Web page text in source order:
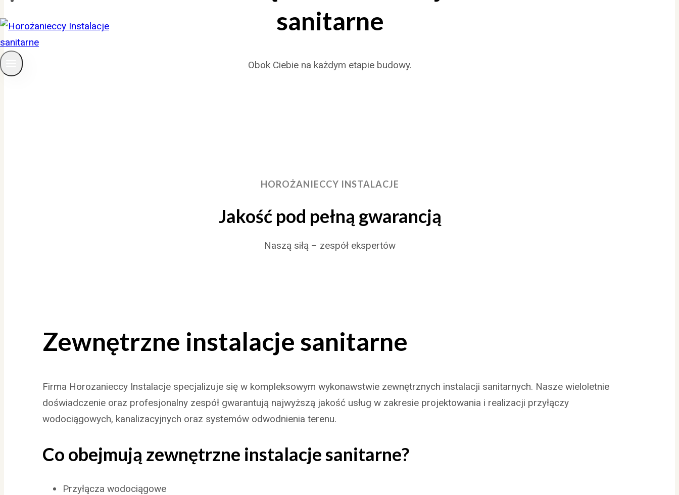
sanitarne
Obok Ciebie na każdym etapie budowy.
HOROŻANIECCY INSTALACJE
Jakość pod pełną gwarancją
Naszą siłą – zespół ekspertów
Zewnętrzne instalacje sanitarne
Firma Horozanieccy Instalacje specjalizuje się w kompleksowym wykonawstwie zewnętrznych instalacji sanitarnych. Nasze wieloletnie
doświadczenie oraz profesjonalny zespół gwarantują najwyższą jakość usług w zakresie projektowania i realizacji przyłączy
wodociągowych, kanalizacyjnych oraz systemów odwodnienia terenu.
Co obejmują zewnętrzne instalacje sanitarne?
Przyłącza wodociągowe